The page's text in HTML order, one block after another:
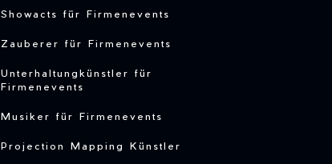
Showacts für Firmenevents
Zauberer für Firmenevents
Unterhaltungkünstler für
Firmenevents
Musiker für Firmenevents
Projection Mapping Künstler